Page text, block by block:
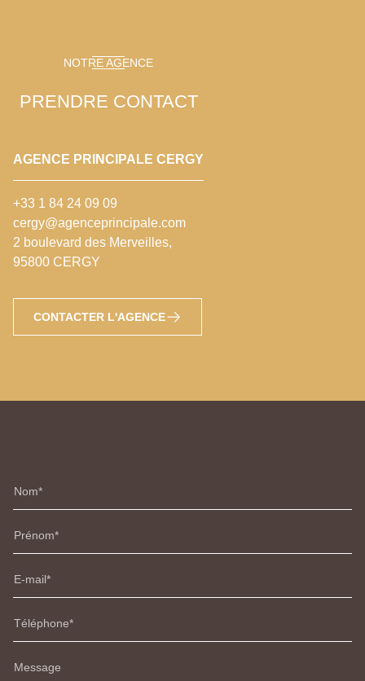
NOTRE AGENCE
PRENDRE CONTACT
AGENCE PRINCIPALE CERGY
+33 1 84 24 09 09
cergy@agenceprincipale.com
2 boulevard des Merveilles,
95800 CERGY
CONTACTER L'AGENCE
Nom
Prénom
E-mail
Téléphone
Message